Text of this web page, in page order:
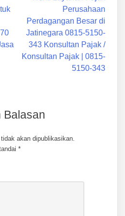
Perusahaan
Perdagangan Besar di
Jatinegara 0815-5150-
343 Konsultan Pajak /
Konsultan Pajak | 0815-
5150-343
Balasan
akan dipublikasikan.
*